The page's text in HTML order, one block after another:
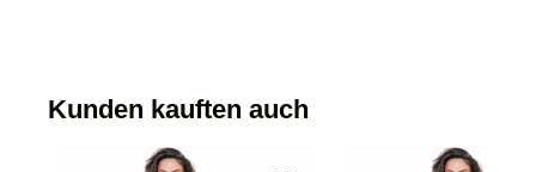
Kunden kauften auch